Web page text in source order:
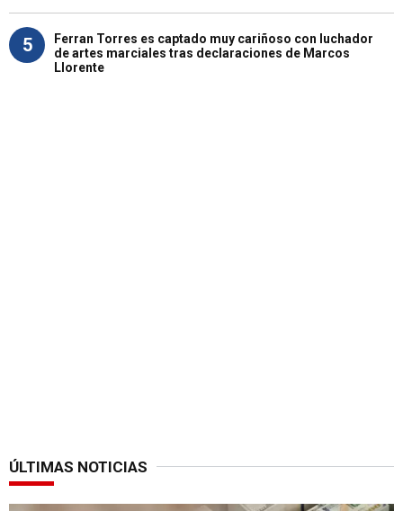
5
Ferran Torres es captado muy cariñoso con luchador
de artes marciales tras declaraciones de Marcos
Llorente
ÚLTIMAS NOTICIAS